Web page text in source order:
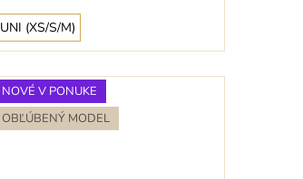
UNI (XS/S/M)
NOVÉ V PONUKE
OBĽÚBENÝ MODEL